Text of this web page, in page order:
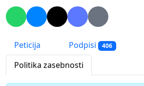
Peticija Podpisi 406
Politika zasebnosti